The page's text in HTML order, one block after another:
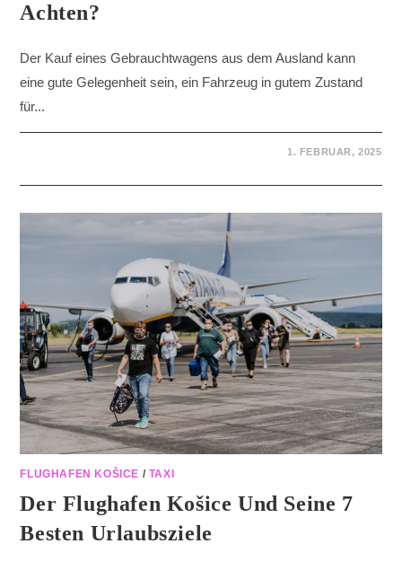
Achten?
Der Kauf eines Gebrauchtwagens aus dem Ausland kann
eine gute Gelegenheit sein, ein Fahrzeug in gutem Zustand
für...
1. FEBRUAR, 2025
FLUGHAFEN KOŠICE / TAXI
Der Flughafen Košice Und Seine 7
Besten Urlaubsziele